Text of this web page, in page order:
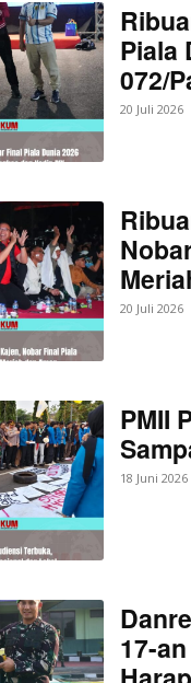
Piala
072/
20 Juli 2026
20 Juli 2026
PMII
18 Juni 2026
17-